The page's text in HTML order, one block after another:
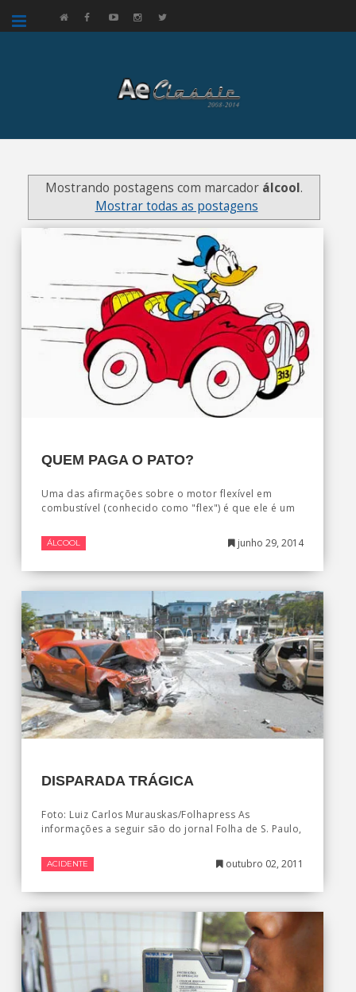
Mostrando postagens com marcador álcool.
Mostrar todas as postagens
QUEM PAGA O PATO?
Uma das afirmações sobre o motor flexível em
combustível (conhecido como "flex") é que ele é um
ÁLCOOL junho 29, 2014
DISPARADA TRÁGICA
Foto: Luiz Carlos Murauskas/Folhapress As
informações a seguir são do jornal Folha de S. Paulo,
ACIDENTE outubro 02, 2011